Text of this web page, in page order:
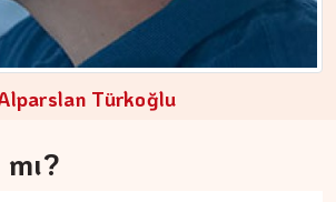
Türkoğlu